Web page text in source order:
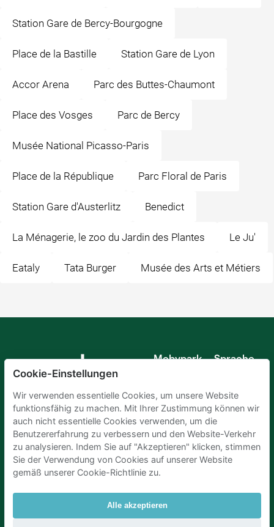
Station Gare de Bercy-Bourgogne
Place de la Bastille Station Gare de Lyon
Accor Arena Parc des Buttes-Chaumont
Place des Vosges Parc de Bercy
Musée National Picasso-Paris
Place de la République Parc Floral de Paris
Station Gare d'Austerlitz Benedict
La Ménagerie, le zoo du Jardin des Plantes Le Ju'
Eataly Tata Burger Musée des Arts et Métiers
Mobypark
Sprache
Spanisch
Französisch
Italienisch
Niederländisch
Cookie-Einstellungen
Wir verwenden essentielle Cookies, um unsere Website
funktionsfähig zu machen. Mit Ihrer Zustimmung können wir
auch nicht essentielle Cookies verwenden, um die
Benutzererfahrung zu verbessern und den Website-Verkehr
zu analysieren. Indem Sie auf "Akzeptieren" klicken, stimmen
Sie der Verwendung von Cookies auf unserer Website
gemäß unserer Cookie-Richtlinie zu.
Alle akzeptieren